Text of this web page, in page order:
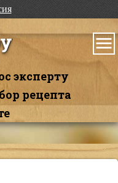
эксперту
рецепта